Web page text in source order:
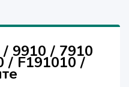
9910 / 7910
/ F191010 /